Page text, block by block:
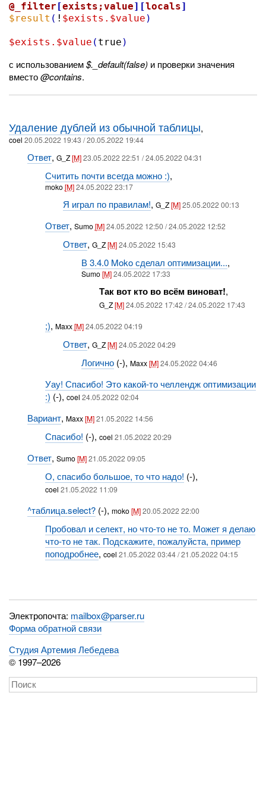
@_filter [exists;value][locals]
$result ( ! $exists. $value )
$exists. $value ( true )
с использованием$._default(false) и проверки значения
вместо@contains.
Удаление дублей из обычной таблицы,
coel20.05.2022 19:43 / 20.05.2022 19:44
Ответ, G_Z[M] 23.05.2022 22:51 / 24.05.2022 04:31
Считить почти всегда можно :),
moko[M]24.05.2022 23:17
Я играл по правилам!,G_Z[M]25.05.2022 00:13
Ответ, Sumo[M]24.05.2022 12:50 / 24.05.2022 12:52
Ответ,G_Z[M]24.05.2022 15:43
В 3.4.0 Moko сделал оптимизации...,
Sumo[M]24.05.2022 17:33
Так вот кто во всём виноват!,
G_Z[M]24.05.2022 17:42 / 24.05.2022 17:43
;), Maxx[M]24.05.2022 04:19
Ответ,G_Z[M]24.05.2022 04:29
Логично(-), Maxx[M]24.05.2022 04:46
Уау! Спасибо! Это какой-то челлендж оптимизации
:) (-), coel 24.05.2022 02:04
Вариант, Maxx[M] 21.05.2022 14:56
Спасибо! (-), coel 21.05.2022 20:29
Ответ, Sumo[M] 21.05.2022 09:05
О, спасибо большое, то что надо! (-),
coel 21.05.2022 11:09
^таблица.select?(-), moko[M] 20.05.2022 22:00
Пробовал и селект, но что-то не то. Может я делаю
что-то не так. Подскажите, пожалуйста, пример
поподробнее, coel 21.05.2022 03:44 / 21.05.2022 04:15
Электропочта: mailbox@parser.ru
Форма обратной связи
Студия Артемия Лебедева
© 1997–2026